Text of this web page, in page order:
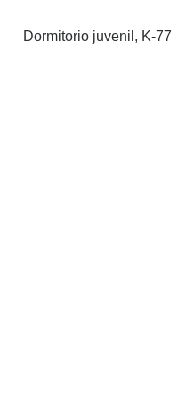
Dormitorio juvenil, K-77